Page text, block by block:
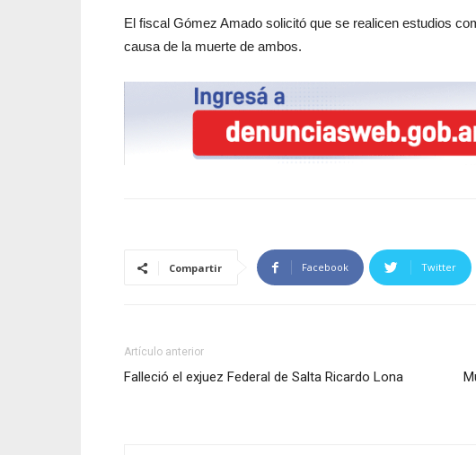
El fiscal Gómez Amado solicitó que se realicen estudios
causa de la muerte de ambos.
Compartir Facebook Twitter
Artículo anterior
Falleció el exjuez Federal de Salta Ricardo Lona